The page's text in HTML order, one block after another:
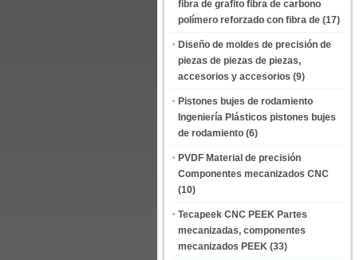
fibra de grafito fibra de carbono
polímero reforzado con fibra de (17)
Diseño de moldes de precisión de
piezas de piezas de piezas,
accesorios y accesorios (9)
Pistones bujes de rodamiento
Ingeniería Plásticos pistones bujes
de rodamiento (6)
PVDF Material de precisión
Componentes mecanizados CNC
(10)
Tecapeek CNC PEEK Partes
mecanizadas, componentes
mecanizados PEEK (33)